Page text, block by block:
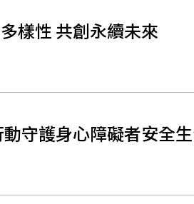
樣性 共創永續未來
守護身心障礙者安全